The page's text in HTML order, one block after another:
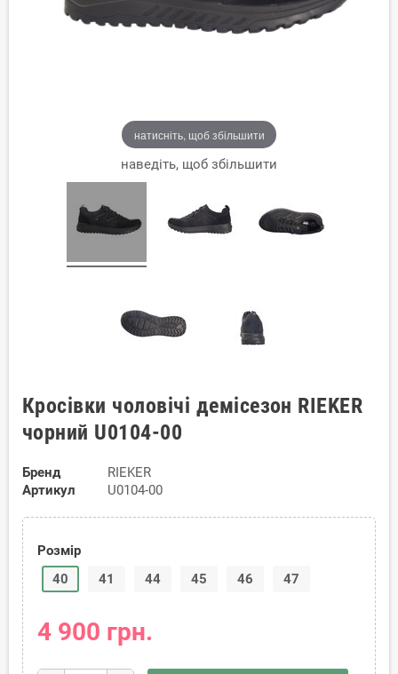
натисніть, щоб збільшити
наведіть, щоб збільшити
Кросівки чоловічі демісезон RIEKER
чорний U0104-00
Бренд
RIEKER
Артикул
U0104-00
Розмір
40
41 44 45 46 47
4 900 грн.